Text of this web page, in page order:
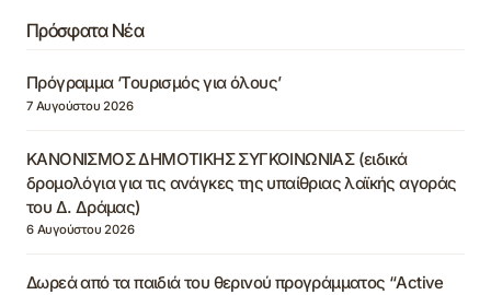
Πρόσφατα Νέα
Πρόγραμμα ‘Τουρισμός για όλους’
7 Αυγούστου 2026
ΚΑΝΟΝΙΣΜΟΣ ΔΗΜΟΤΙΚΗΣ ΣΥΓΚΟΙΝΩΝΙΑΣ (ειδικά
δρομολόγια για τις ανάγκες της υπαίθριας λαϊκής αγοράς
του Δ. Δράμας)
6 Αυγούστου 2026
Δωρεά από τα παιδιά του θερινού προγράμματος “Active